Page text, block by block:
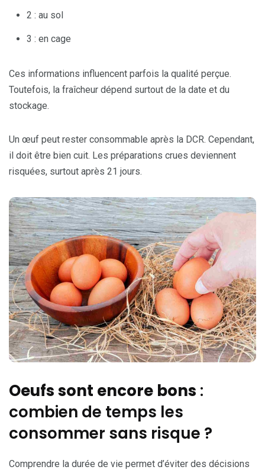
2 : au sol
3 : en cage
Ces informations influencent parfois la qualité perçue.
Toutefois, la fraîcheur dépend surtout de la date et du
stockage.
Un œuf peut rester consommable après la DCR. Cependant,
il doit être bien cuit. Les préparations crues deviennent
risquées, surtout après 21 jours.
Oeufs sont encore bons :
combien de temps les
consommer sans risque ?
Comprendre la durée de vie permet d’éviter des décisions